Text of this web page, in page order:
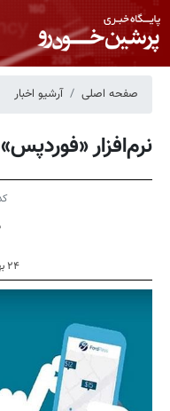
صفحه اصلی آرشیو اخبار
نرم‌افزار
۲۴ بهمن ۱۳۹۴ - ۱۹:۴۷